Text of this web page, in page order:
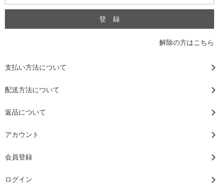
解除の方はこちら
支払い方法について
配送方法について
返品について
アカウント
会員登録
ログイン